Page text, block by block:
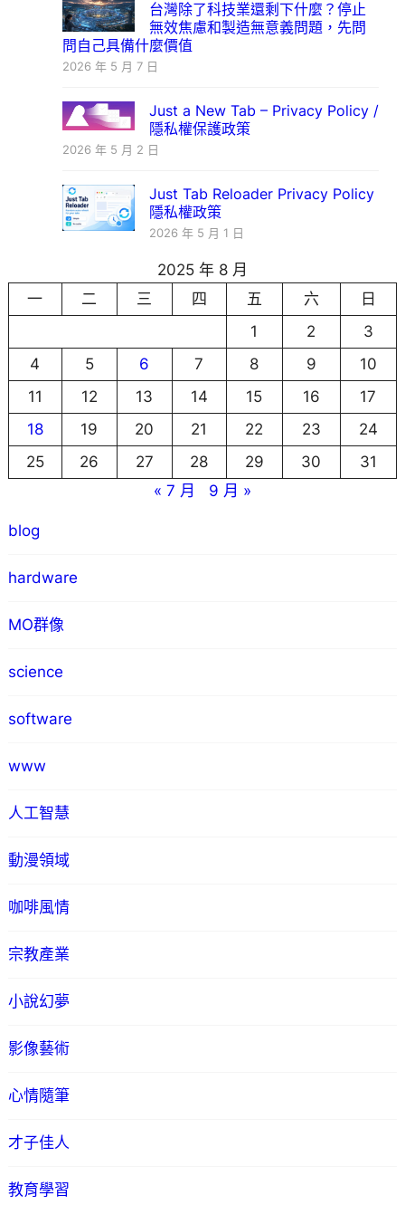
台灣除了科技業還剩下什麼？停止
無效焦慮和製造無意義問題，先問
問自己具備什麼價值
2026 年 5 月 7 日
Just a New Tab – Privacy Policy /
隱私權保護政策
2026 年 5 月 2 日
Just Tab Reloader Privacy Policy
隱私權政策
2026 年 5 月 1 日
2025 年 8 月
一
二 三 四 五 六
日
1
2
3
4
5 6 7 8 9
10
11
12 13 14 15 16
17
18
19 20 21 22 23
24
25
26 27 28 29 30
31
« 7 月
9 月 »
blog
hardware
MO群像
science
software
www
人工智慧
動漫領域
咖啡風情
宗教產業
小說幻夢
影像藝術
心情隨筆
才子佳人
教育學習